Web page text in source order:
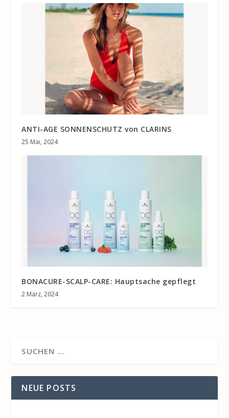
ANTI-AGE SONNENSCHUTZ von CLARINS
25 Mai, 2024
BONACURE-SCALP-CARE: Hauptsache gepflegt
2 März, 2024
NEUE POSTS